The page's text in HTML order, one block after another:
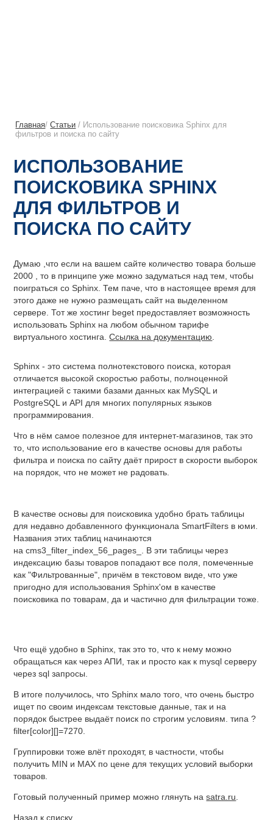
Главная/Статьи / Использование поисковика Sphinx для
фильтров и поиска по сайту
ИСПОЛЬЗОВАНИЕ
ПОИСКОВИКА SPHINX
ДЛЯ ФИЛЬТРОВ И
ПОИСКА ПО САЙТУ
Думаю ,что если на вашем сайте количество товара больше
2000 , то в принципе уже можно задуматься над тем, чтобы
поиграться со Sphinx. Тем паче, что в настоящее время для
этого даже не нужно размещать сайт на выделенном
сервере. Тот же хостинг beget предоставляет возможность
использовать Sphinx на любом обычном тарифе
виртуального хостинга.Ссылка на документацию
Sphinx - это система полнотекстового поиска, которая
отличается высокой скоростью работы, полноценной
интеграцией с такими базами данных как MySQL и
PostgreSQL и API для многих популярных языков
программирования.
Что в нём самое полезное для интернет-магазинов, так это
то, что использование его в качестве основы для работы
фильтра и поиска по сайту даёт прирост в скорости выборок
на порядок, что не может не радовать.
В качестве основы для поисковика удобно брать таблицы
для недавно добавленного функционала SmartFilters в юми.
Названия этих таблиц начинаются
наcms3_filter_index_56_pages_. В эти таблицы через
индексацию базы товаров попадают все поля, помеченные
как "Фильтрованные", причём в текстовом виде, что уже
пригодно для использования Sphinx'ом в качестве
поисковика по товарам, да и частично для фильтрации тоже.
Что ещё удобно в Sphinx, так это то, что к нему можно
обращаться как через АПИ, так и просто как к mysql серверу
через sql запросы.
В итоге получилось, что Sphinx мало того, что очень быстро
ищет по своим индексам текстовые данные, так и на
порядок быстрее выдаёт поиск по строгим условиям. типа ?
filter[color][]=7270.
Группировки тоже влёт проходят, в частности, чтобы
получить MIN и MAX по цене для текущих условий выборки
товаров.
Готовый полученный пример можно глянуть наsatra.ru
Назад к списку